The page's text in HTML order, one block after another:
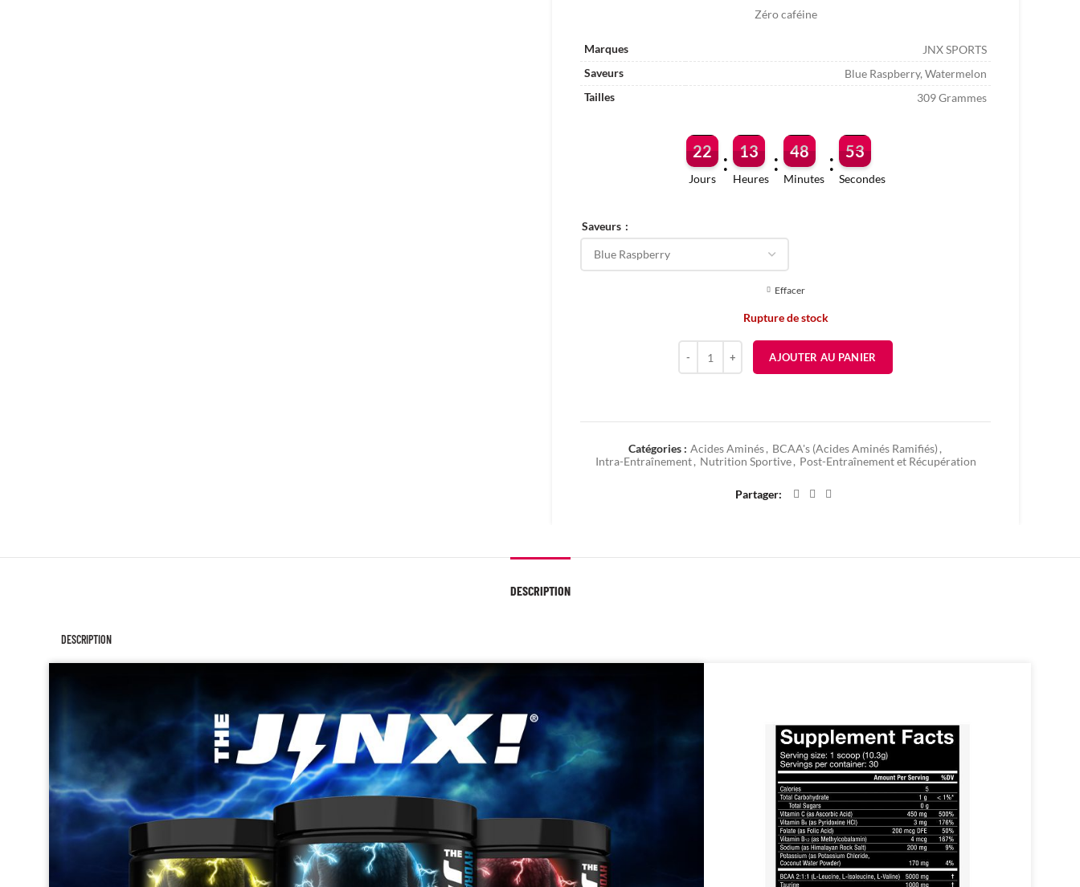
Zéro caféine
Marques
JNX SPORTS
Saveurs
Blue Raspberry, Watermelon
Tailles
309 Grammes
22
Jours
: 13
Heures
: 48
Minutes
: 52
Secondes
Saveurs
Effacer
Rupture de stock
quantité de BCAA THE JINX HYDRA - 30SERVINGS
AJOUTER AU PANIER
Catégories : Acides Aminés, BCAA's (Acides Aminés Ramifiés) ,
Intra-Entraînement , Nutrition Sportive , Post-Entraînement et Récupération
Partager
DESCRIPTION
DESCRIPTION